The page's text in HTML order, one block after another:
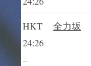
HKT
24:26
–
全力坂